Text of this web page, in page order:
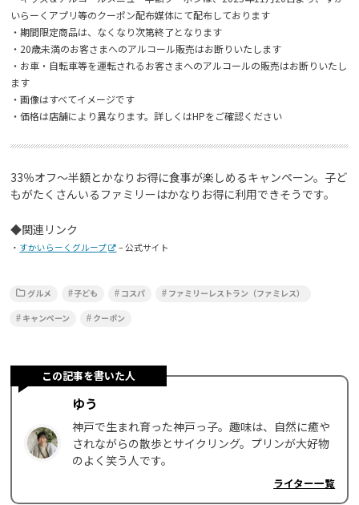
いらーくアプリ等のクーポン配布媒体にて配布しております
・期間限定商品は、なくなり次第終了となります
・20歳未満のお客さまへのアルコール販売はお断りいたします
・お車・自転車等を運転されるお客さまへのアルコールの販売はお断りいたし
ます
・画像はすべてイメージです
・価格は店舗により異なります。詳しくはHPをご確認ください
33％オフ～半額とかなりお得に食事が楽しめるキャンペーン。子ど
もがたくさんいるファミリーはかなりお得に利用できそうです。
◆関連リンク
・ すかいらーくグループ – 公式サイト
グルメ 子ども コスパ ファミリーレストラン（ファミレス）
キャンペーン クーポン
この記事を書いた人
ゆう
神戸で生まれ育った神戸っ子。趣味は、自然に癒や
されながらの散歩とサイクリング。プリンが大好物
のよく笑う人です。
ライター一覧